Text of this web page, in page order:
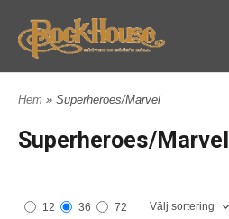
Hem » Superheroes/Marvel
Superheroes/Marvel
12 36 72 Välj sortering